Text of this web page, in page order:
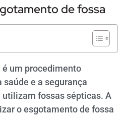
de fossa
é um procedimento
e a segurança
fossas sépticas. A
o esgotamento de fossa